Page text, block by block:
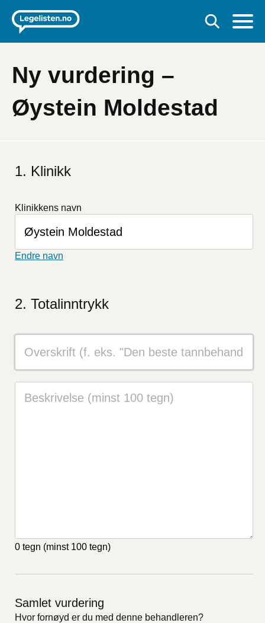
Ny vurdering –
Øystein Moldestad
ignorere
dette
feltet
Klinikk
Klinikkens navn
Endre navn
Totalinntrykk
0 tegn (minst 100 tegn)
Samlet vurdering
Hvor fornøyd er du med denne behandleren?